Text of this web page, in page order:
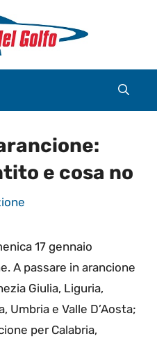
e cosa no
17 gennaio
A passare in arancione
Giulia, Liguria,
Umbria e Valle D’Aosta;
per Calabria,